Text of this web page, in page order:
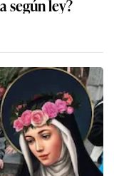
según ley?